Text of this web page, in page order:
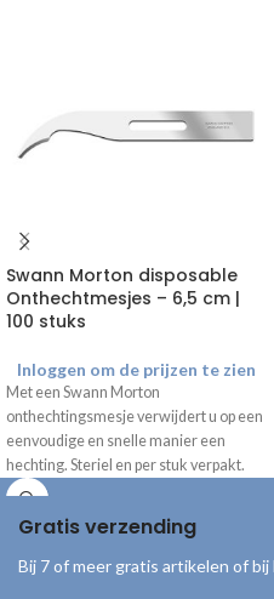
Swann Morton disposable
Onthechtmesjes – 6,5 cm |
100 stuks
Inloggen om de prijzen te zien
Met een Swann Morton
onthechtingsmesje verwijdert u op een
eenvoudige en snelle manier een
hechting. Steriel en per stuk verpakt.
Gratis verzending
Bij 7 of meer gratis artikelen of